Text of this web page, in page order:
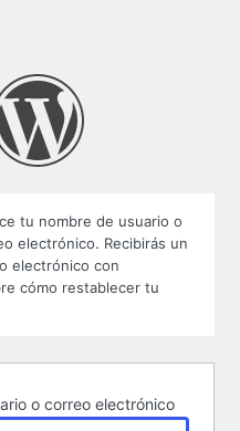
tu nombre de usuario o
electrónico. Recibirás un
electrónico con
cómo restablecer tu
o correo electrónico